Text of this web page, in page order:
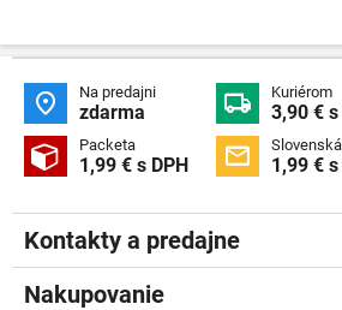
 Na predajni
zdarma  Kuriérom
3,90 € s
 Packeta
1,99 € s DPH  1,99 € s
Kontakty a predajne
Nakupovanie